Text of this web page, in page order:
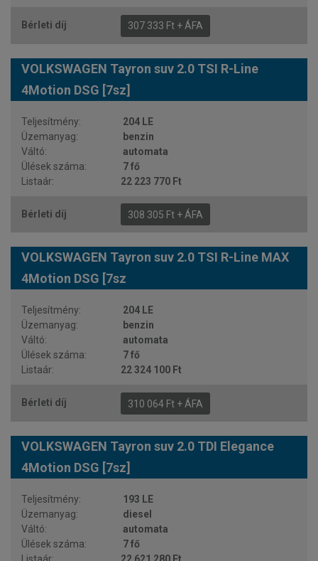
307 333 Ft + ÁFA
VOLKSWAGEN Tayron suv 2.0 TSI R-Line
4Motion DSG [7sz]
204 LE
benzin
automata
7 fő
22 223 770 Ft
308 305 Ft + ÁFA
VOLKSWAGEN Tayron suv 2.0 TSI R-Line MAX
4Motion DSG [7sz
204 LE
benzin
automata
7 fő
22 324 100 Ft
310 064 Ft + ÁFA
VOLKSWAGEN Tayron suv 2.0 TDI Elegance
4Motion DSG [7sz]
193 LE
diesel
automata
7 fő